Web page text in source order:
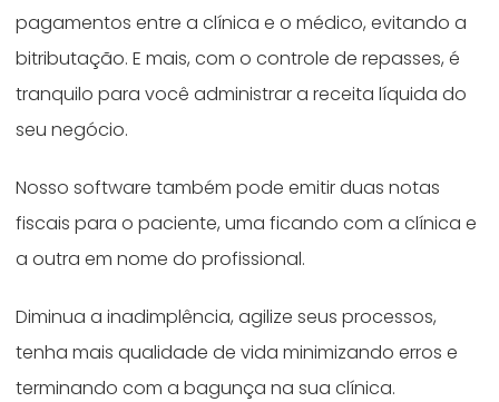
pagamentos entre a clínica e o médico, evitando a
bitributação. E mais, com o controle de repasses, é
tranquilo para você administrar a receita líquida do
seu negócio.
Nosso software também pode emitir duas notas
fiscais para o paciente, uma ficando com a clínica e
a outra em nome do profissional.
Diminua a inadimplência, agilize seus processos,
tenha mais qualidade de vida minimizando erros e
terminando com a bagunça na sua clínica.